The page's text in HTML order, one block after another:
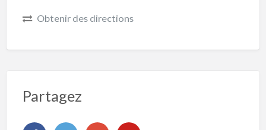
Obtenir des directions
Partagez